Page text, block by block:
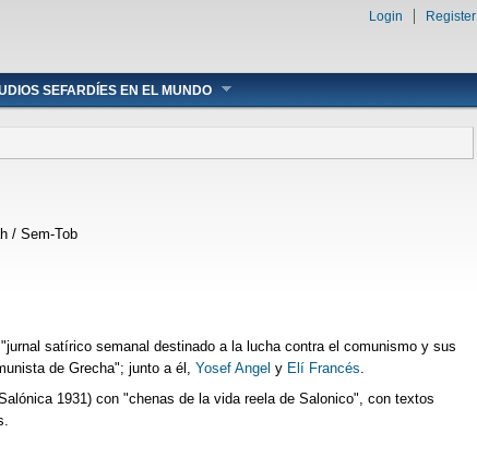
Login Register
SEFARDÍES EN EL MUNDO
/ Sem-Tob
satírico semanal destinado a la lucha contra el comunismo y sus
de Grecha"; junto a él, Yosef Angel y Elí Francés
1931) con "chenas de la vida reela de Salonico", con textos